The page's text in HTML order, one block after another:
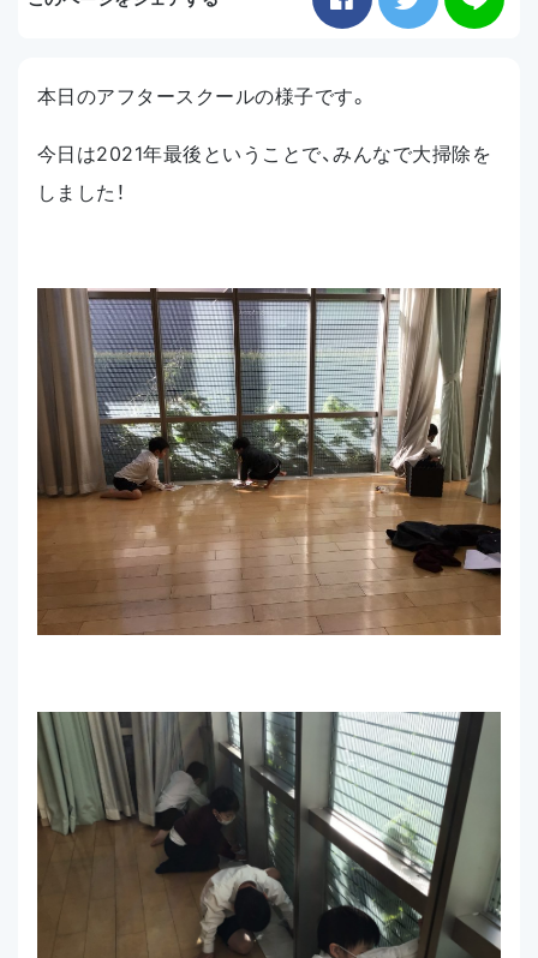
お知らせ
アクセス
本日のアフタースクールの様子です。
今日は2021年最後ということで、みんなで大掃除を
しました！